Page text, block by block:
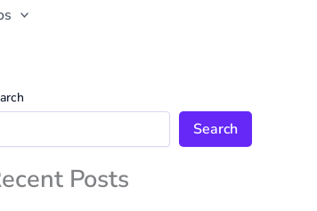
Search
Posts